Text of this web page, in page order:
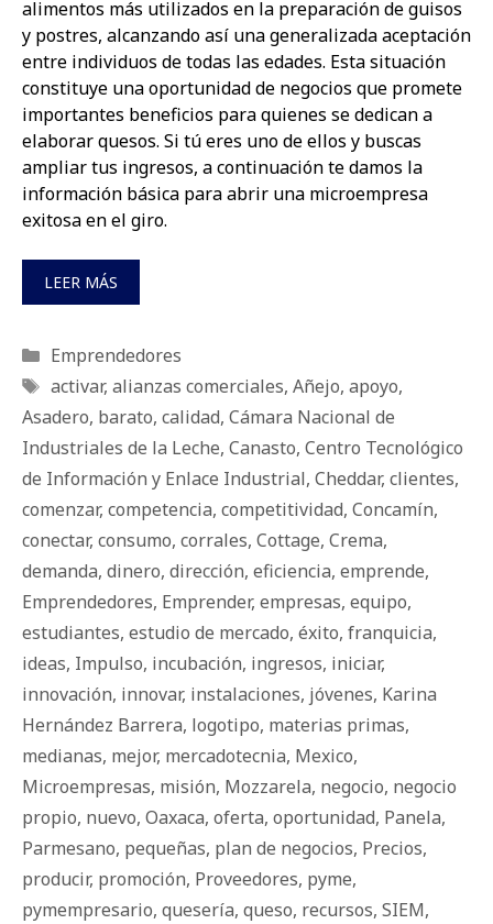
alimentos más utilizados en la preparación de guisos
y postres, alcanzando así una generalizada aceptación
entre individuos de todas las edades. Esta situación
constituye una oportunidad de negocios que promete
importantes beneficios para quienes se dedican a
elaborar quesos. Si tú eres uno de ellos y buscas
ampliar tus ingresos, a continuación te damos la
información básica para abrir una microempresa
exitosa en el giro.
LEER MÁS
Categorías
Emprendedores
Etiquetas
activar, alianzas comerciales, Añejo, apoyo,
Asadero, barato, calidad, Cámara Nacional de
Industriales de la Leche, Canasto, Centro Tecnológico
de Información y Enlace Industrial, Cheddar, clientes,
comenzar, competencia, competitividad, Concamín,
conectar, consumo, corrales, Cottage, Crema,
demanda, dinero, dirección, eficiencia, emprende,
Emprendedores, Emprender, empresas, equipo,
estudiantes, estudio de mercado, éxito, franquicia,
ideas, Impulso, incubación, ingresos, iniciar,
innovación, innovar, instalaciones, jóvenes, Karina
Hernández Barrera, logotipo, materias primas,
medianas, mejor, mercadotecnia, Mexico,
Microempresas, misión, Mozzarela, negocio, negocio
propio, nuevo, Oaxaca, oferta, oportunidad, Panela,
Parmesano, pequeñas, plan de negocios, Precios,
producir, promoción, Proveedores, pyme,
pymempresario, quesería, queso, recursos, SIEM,